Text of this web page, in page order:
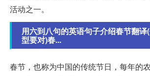
活动之一。
用六到八句的英语句子介绍春节翻译
型要对)春...
春节，也称为中国的传统节日，每年的